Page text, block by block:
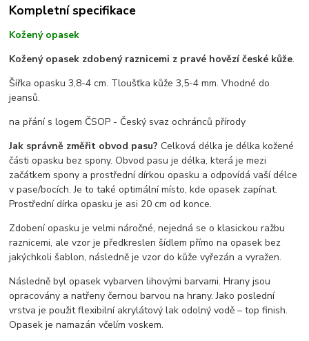
Kompletní specifikace
Kožený opasek
Kožený opasek zdobený raznicemi z pravé hovězí české kůže.
Šířka opasku 3,8-4 cm. Tloušťka kůže 3,5-4 mm. Vhodné do
jeansů.
na přání s logem ČSOP - Český svaz ochránců přírody
Jak správně změřit obvod pasu?Celková délka je délka kožené
části opasku bez spony. Obvod pasu je délka, která je mezi
začátkem spony a prostřední dírkou opasku a odpovídá vaší délce
v pase/bocích. Je to také optimální místo, kde opasek zapínat.
Prostřední dírka opasku je asi 20 cm od konce.
Zdobení opasku je velmi náročné, nejedná se o klasickou ražbu
raznicemi, ale vzor je předkreslen šídlem přímo na opasek bez
jakýchkoli šablon, následně je vzor do kůže vyřezán a vyražen.
Následně byl opasek vybarven lihovými barvami. Hrany jsou
opracovány a natřeny černou barvou na hrany. Jako poslední
vrstva je použit flexibilní akrylátový lak odolný vodě – top finish.
Opasek je namazán včelím voskem.